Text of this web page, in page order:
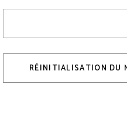
RÉINITIALISATION DU